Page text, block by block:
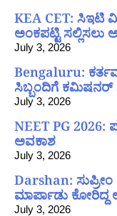
KEA CET: ಸಿಇಟಿ
ಅಂಕಪಟ್ಟಿ ಸಲ್ಲಿಸಲು
July 3, 2026
Bengaluru:
ಸಿಬ್ಬಂದಿಗೆ ಕಮಿಷನರ್
July 3, 2026
NEET PG 2026:
ಅವಕಾಶ
July 3, 2026
Darshan:
ಮಾರ್ಪಾಡು ಕೋರಿದ್ದ
July 3, 2026